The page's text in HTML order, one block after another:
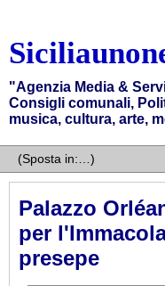
"Agenzia Media &
Consigli comunali,
musica, cultura, arte,
Palazzo
per
presepe